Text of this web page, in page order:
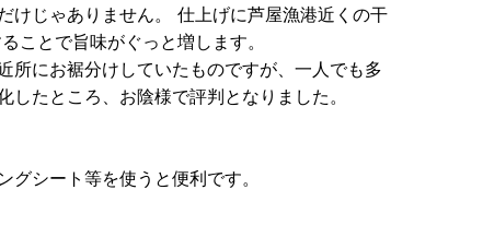
けじゃありません。 仕上げに芦屋漁港近くの干
ことで旨味がぐっと増します。
所にお裾分けしていたものですが、一人でも多
たところ、お陰様で評判となりました。
シート等を使うと便利です。